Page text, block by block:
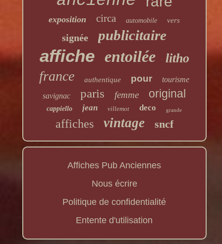
exposition circa automobile vers
signée publicitaire
affiche entoilée litho
france authentique pour
tourisme
savignac
paris femme original
cappiello jean villemot deco grande
affiches vintage sncf
Affiches Pub Anciennes
Nous écrire
Politique de confidentialité
Entente d'utilisation